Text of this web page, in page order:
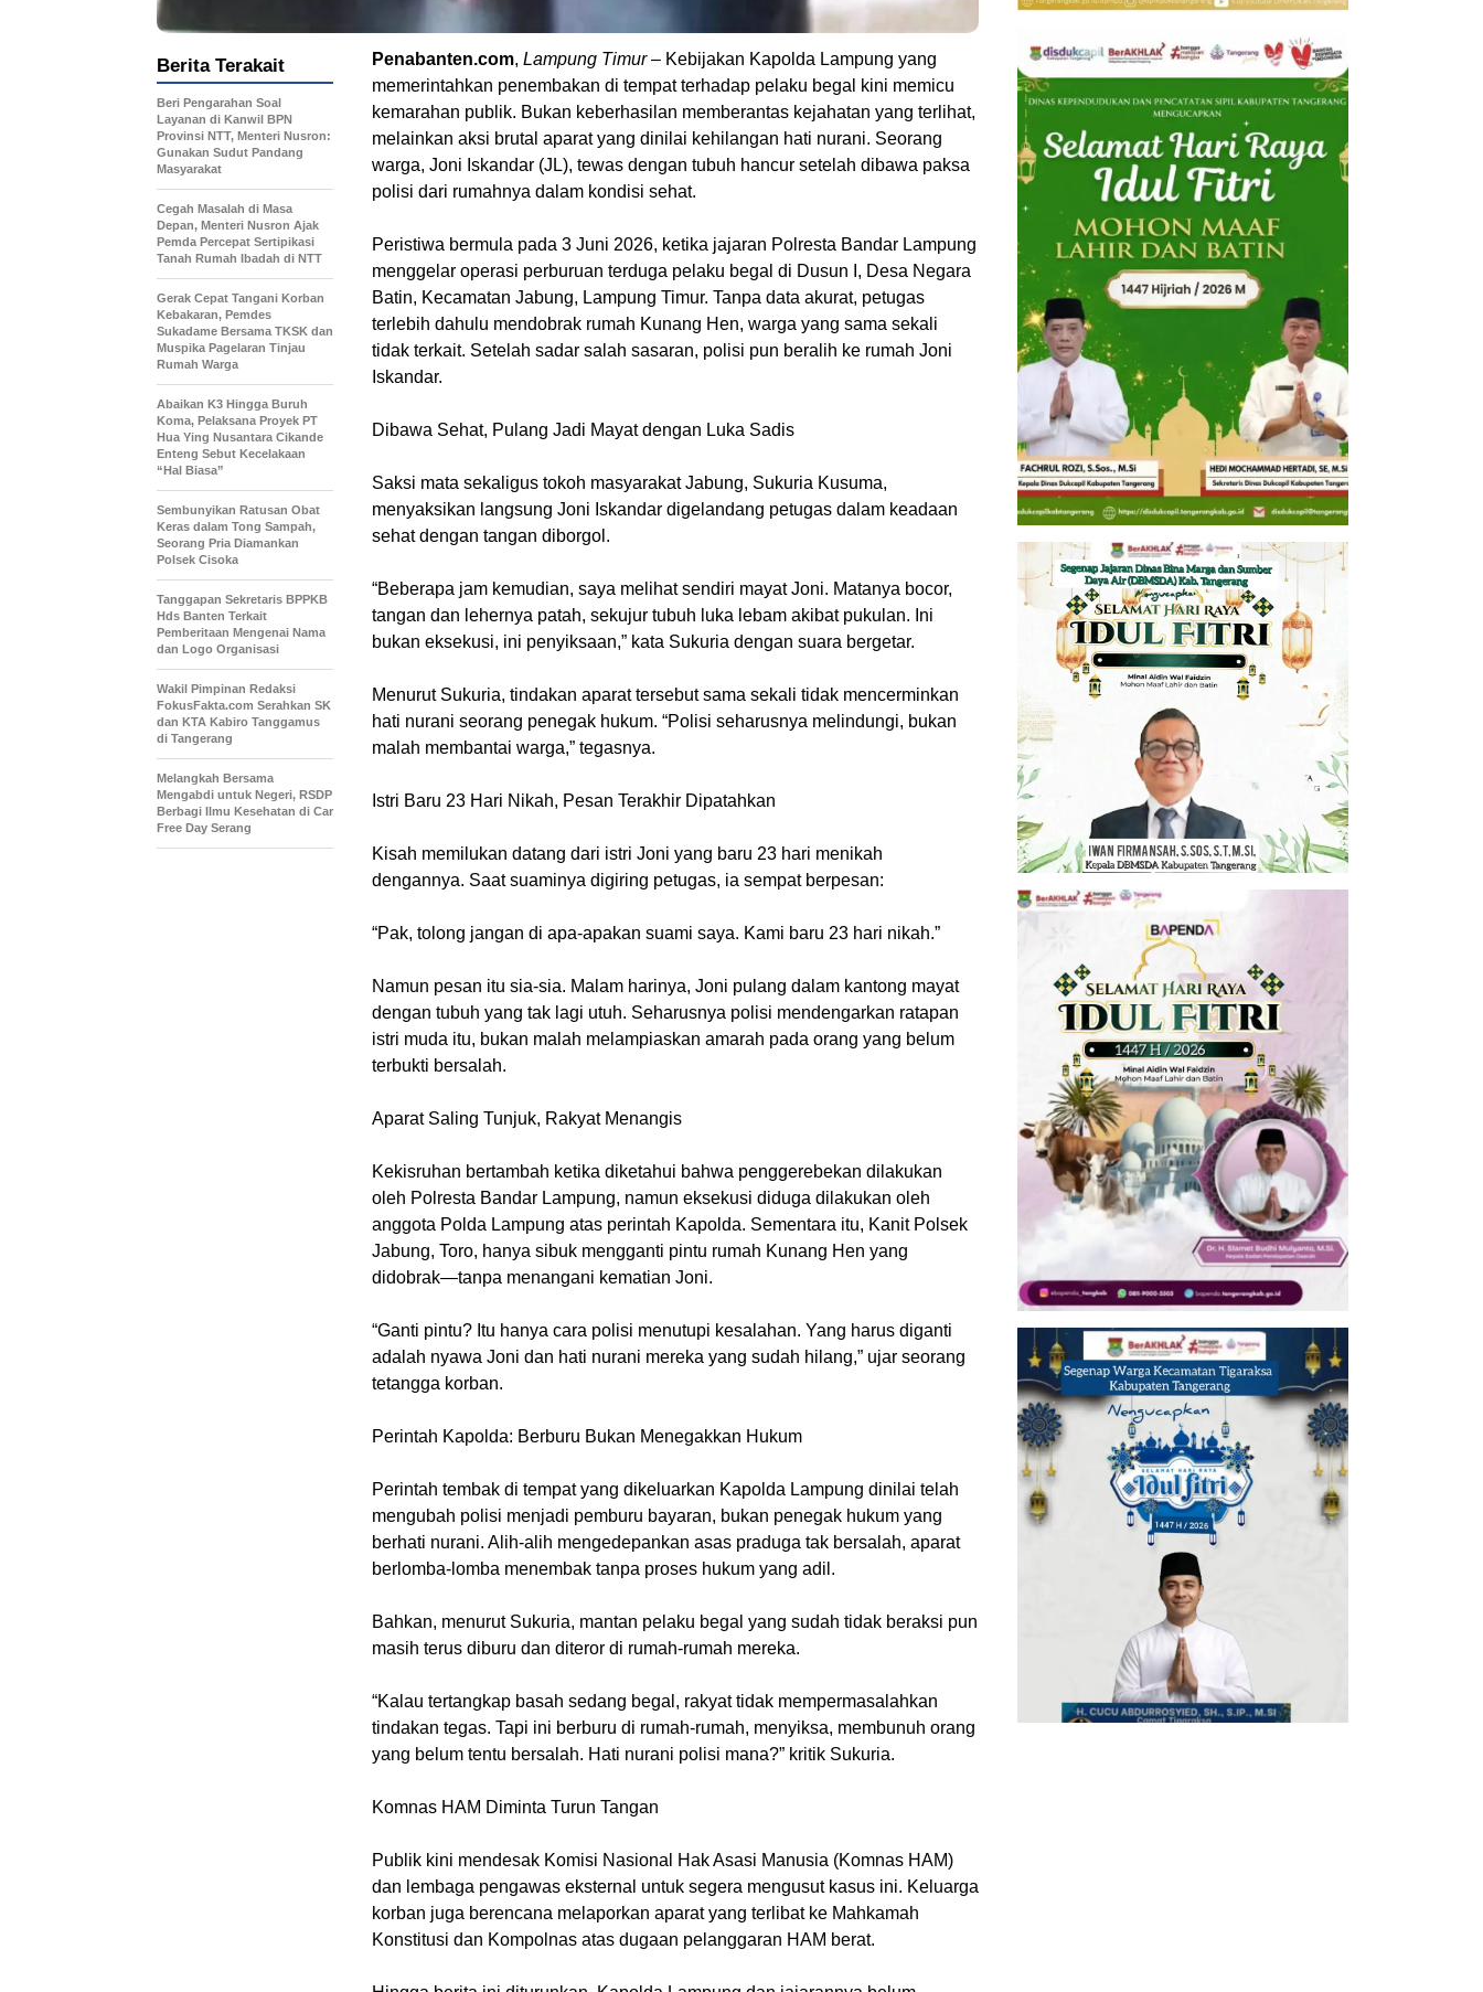
Penabanten.com, Lampung Timur– Kebijakan Kapolda Lampung yang
memerintahkan penembakan di tempat terhadap pelaku begal kini memicu
kemarahan publik. Bukan keberhasilan memberantas kejahatan yang terlihat,
melainkan aksi brutal aparat yang dinilai kehilangan hati nurani. Seorang
warga, Joni Iskandar (JL), tewas dengan tubuh hancur setelah dibawa paksa
polisi dari rumahnya dalam kondisi sehat.
Peristiwa bermula pada 3 Juni 2026, ketika jajaran Polresta Bandar Lampung
menggelar operasi perburuan terduga pelaku begal di Dusun I, Desa Negara
Batin, Kecamatan Jabung, Lampung Timur. Tanpa data akurat, petugas
terlebih dahulu mendobrak rumah Kunang Hen, warga yang sama sekali
tidak terkait. Setelah sadar salah sasaran, polisi pun beralih ke rumah Joni
Iskandar.
Dibawa Sehat, Pulang Jadi Mayat dengan Luka Sadis
Saksi mata sekaligus tokoh masyarakat Jabung, Sukuria Kusuma,
menyaksikan langsung Joni Iskandar digelandang petugas dalam keadaan
sehat dengan tangan diborgol.
“Beberapa jam kemudian, saya melihat sendiri mayat Joni. Matanya bocor,
tangan dan lehernya patah, sekujur tubuh luka lebam akibat pukulan. Ini
bukan eksekusi, ini penyiksaan,” kata Sukuria dengan suara bergetar.
Menurut Sukuria, tindakan aparat tersebut sama sekali tidak mencerminkan
hati nurani seorang penegak hukum. “Polisi seharusnya melindungi, bukan
malah membantai warga,” tegasnya.
Istri Baru 23 Hari Nikah, Pesan Terakhir Dipatahkan
Kisah memilukan datang dari istri Joni yang baru 23 hari menikah
dengannya. Saat suaminya digiring petugas, ia sempat berpesan:
“Pak, tolong jangan di apa-apakan suami saya. Kami baru 23 hari nikah.”
Namun pesan itu sia-sia. Malam harinya, Joni pulang dalam kantong mayat
dengan tubuh yang tak lagi utuh. Seharusnya polisi mendengarkan ratapan
istri muda itu, bukan malah melampiaskan amarah pada orang yang belum
terbukti bersalah.
Aparat Saling Tunjuk, Rakyat Menangis
Kekisruhan bertambah ketika diketahui bahwa penggerebekan dilakukan
oleh Polresta Bandar Lampung, namun eksekusi diduga dilakukan oleh
anggota Polda Lampung atas perintah Kapolda. Sementara itu, Kanit Polsek
Jabung, Toro, hanya sibuk mengganti pintu rumah Kunang Hen yang
didobrak—tanpa menangani kematian Joni.
“Ganti pintu? Itu hanya cara polisi menutupi kesalahan. Yang harus diganti
adalah nyawa Joni dan hati nurani mereka yang sudah hilang,” ujar seorang
tetangga korban.
Perintah Kapolda: Berburu Bukan Menegakkan Hukum
Perintah tembak di tempat yang dikeluarkan Kapolda Lampung dinilai telah
mengubah polisi menjadi pemburu bayaran, bukan penegak hukum yang
berhati nurani. Alih-alih mengedepankan asas praduga tak bersalah, aparat
berlomba-lomba menembak tanpa proses hukum yang adil.
Bahkan, menurut Sukuria, mantan pelaku begal yang sudah tidak beraksi pun
masih terus diburu dan diteror di rumah-rumah mereka.
“Kalau tertangkap basah sedang begal, rakyat tidak mempermasalahkan
tindakan tegas. Tapi ini berburu di rumah-rumah, menyiksa, membunuh orang
yang belum tentu bersalah. Hati nurani polisi mana?” kritik Sukuria.
Komnas HAM Diminta Turun Tangan
Publik kini mendesak Komisi Nasional Hak Asasi Manusia (Komnas HAM)
dan lembaga pengawas eksternal untuk segera mengusut kasus ini. Keluarga
korban juga berencana melaporkan aparat yang terlibat ke Mahkamah
Konstitusi dan Kompolnas atas dugaan pelanggaran HAM berat.
Berita Terakait
Beri Pengarahan Soal
Layanan di Kanwil BPN
Provinsi NTT, Menteri Nusron:
Gunakan Sudut Pandang
Masyarakat
Cegah Masalah di Masa
Depan, Menteri Nusron Ajak
Pemda Percepat Sertipikasi
Tanah Rumah Ibadah di NTT
Gerak Cepat Tangani Korban
Kebakaran, Pemdes
Sukadame Bersama TKSK dan
Muspika Pagelaran Tinjau
Rumah Warga
Abaikan K3 Hingga Buruh
Koma, Pelaksana Proyek PT
Hua Ying Nusantara Cikande
Enteng Sebut Kecelakaan
“Hal Biasa”
Sembunyikan Ratusan Obat
Keras dalam Tong Sampah,
Seorang Pria Diamankan
Polsek Cisoka
Tanggapan Sekretaris BPPKB
Hds Banten Terkait
Pemberitaan Mengenai Nama
dan Logo Organisasi
Wakil Pimpinan Redaksi
FokusFakta.com Serahkan SK
dan KTA Kabiro Tanggamus
di Tangerang
Melangkah Bersama
Mengabdi untuk Negeri, RSDP
Berbagi Ilmu Kesehatan di Car
Free Day Serang